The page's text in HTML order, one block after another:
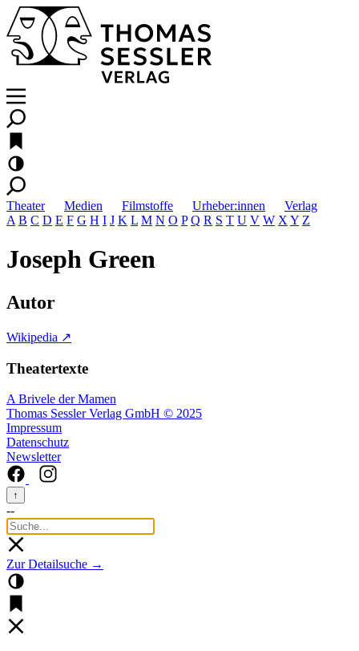
Theater Medien Filmstoffe Urheber:innen
Verlag
A B C D E F G H I J K L M N O P Q R S T U V W X Y Z
Joseph Green
Autor
Wikipedia ↗
Theatertexte
A Brivele der Mamen
Thomas Sessler Verlag GmbH © 2025
Impressum
Datenschutz
Newsletter
↑
--
Zur Detailsuche →